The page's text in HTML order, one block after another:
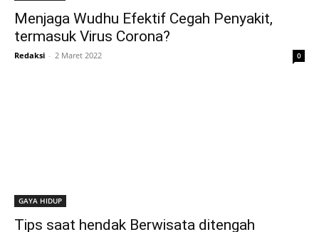
Menjaga Wudhu Efektif Cegah Penyakit,
termasuk Virus Corona?
Redaksi - 2 Maret 2022 0
GAYA HIDUP
Tips saat hendak Berwisata ditengah